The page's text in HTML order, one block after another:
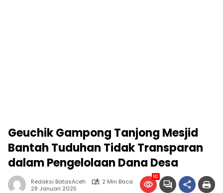
Geuchik Gampong Tanjong Mesjid
Bantah Tuduhan Tidak Transparan
dalam Pengelolaan Dana Desa
Redaksi BatasAceh
2 Min Baca
28 Januari 2025
82